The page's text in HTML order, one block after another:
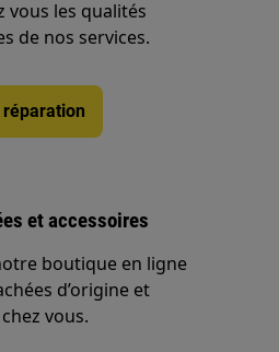
vous les qualités
de nos services.
réparation
et accessoires
boutique en ligne
d’origine et
vous.